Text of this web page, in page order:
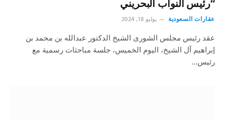
“رئيس النواب البحريني
عقارات السعودية يوليو 18, 2024
عقد رئيس مجلس الشورى الشيخ الدكتور عبدالله بن محمد بن
إبراهيم آل الشيخ، اليوم الخميس، جلسة مباحثات رسمية مع
رئيس…